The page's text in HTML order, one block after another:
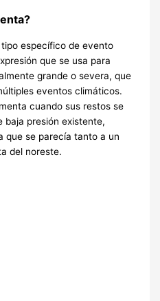
específico de evento
que se usa para
grande o severa, que
eventos climáticos.
cuando sus restos se
baja presión existente,
que se parecía tanto a un
del noreste.